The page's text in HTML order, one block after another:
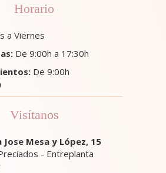
Horario
a Viernes
De 9:00h a 17:30h
De 9:00h
Visítanos
Jose Mesa y López, 15
- Entreplanta